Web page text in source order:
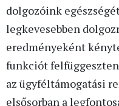
dolgozóink
legkevesebben
eredményeként
funkciót
az ügyféltámogatási
elsősorban a